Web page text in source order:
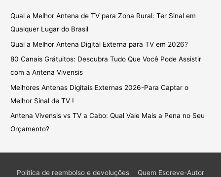
Qual a Melhor Antena de TV para Zona Rural: Ter Sinal em
Qualquer Lugar do Brasil
Qual a Melhor Antena Digital Externa para TV em 2026?
80 Canais Grátuitos: Descubra Tudo Que Você Pode Assistir
com a Antena Vivensis
Melhores Antenas Digitais Externas 2026-Para Captar o
Melhor Sinal de TV !
Antena Vivensis vs TV a Cabo: Qual Vale Mais a Pena no Seu
Orçamento?
Política de reembolso e devoluções Quem Escreve-Autor